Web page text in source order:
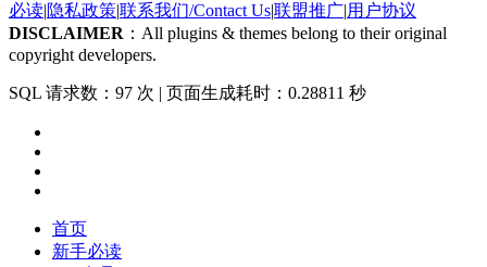
必读|隐私政策|联系我们/Contact Us|联盟推广|用户协议
DISCLAIMER ：All plugins & themes belong to their original
copyright developers.
SQL 请求数：97 次 | 页面生成耗时：0.28811 秒
首页
新手必读